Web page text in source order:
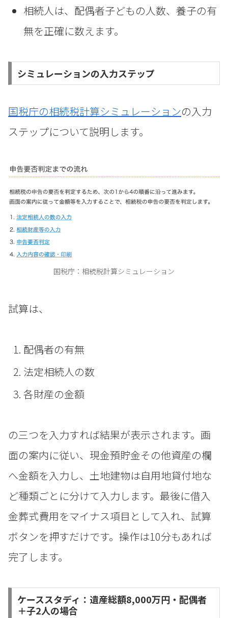
相続人は、配偶者子どもの人数、養子の有
無を正確に数えます。
シミュレーションの入力ステップ
国税庁の相続税計算シミュレーションの入力
ステップについて説明します。
国税庁：相続税計算シミュレーション
試算は、
配偶者の有無
法定相続人の数
各財産の金額
の三つを入力すれば結果が表示されます。画
面の案内に従い、現金預貯金その他資産の欄
へ金額を入力し、土地建物は自用地貸付地な
ど種類ごとに分けて入力します。最後に借入
金葬式費用をマイナス項目として入れ、試算
ボタンを押すだけです。操作は10分もあれば
完了します。
ケーススタディ：遺産総額8,000万円・配偶者
＋子2人の場合